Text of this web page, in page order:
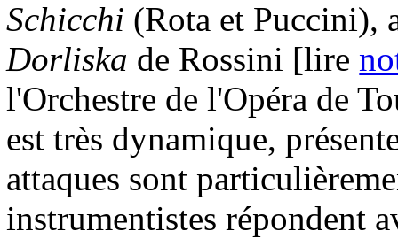
Schicchi (Rota et Puccini),
Dorliska de Rossini [lire
l'Orchestre de l'Opéra de
est très dynamique,
attaques sont
instrumentistes répondent